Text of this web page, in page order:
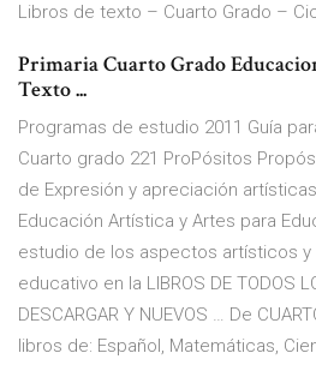
Libros de texto – Cuarto Grado –
Primaria Cuarto Grado
Texto ...
Programas de estudio 2011 Guía
Cuarto grado 221 ProPósitos
de Expresión y apreciación
Educación Artística y Artes para
estudio de los aspectos artísticos y
educativo en la LIBROS DE TODOS
DESCARGAR Y NUEVOS … De
libros de: Español, Matemáticas,